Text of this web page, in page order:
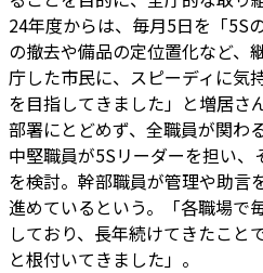
24年度からは、毎月5日を「5S
の撤去や備品の定位置化など、
庁した市民に、スピーディに気
を目指してきました」と増居さ
部署にとどめず、全職員が関わ
中堅職員が5Sリーダーを担い
を検討。幹部職員が管理や助言
進めているという。「各職場で
しており、長年続けてきたこと
と根付いてきました」。